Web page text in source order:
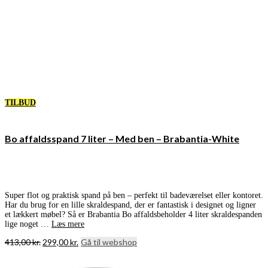
TILBUD
Bo affaldsspand 7 liter – Med ben – Brabantia-White
Super flot og praktisk spand på ben – perfekt til badeværelset eller kontoret.
Har du brug for en lille skraldespand, der er fantastisk i designet og ligner
et lækkert møbel? Så er Brabantia Bo affaldsbeholder 4 liter skraldespanden
lige noget … Læs mere
413,00kr. Den
299,00kr. Den
Gå til webshop